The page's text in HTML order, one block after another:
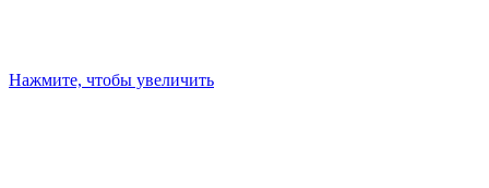
Нажмите, чтобы увеличить